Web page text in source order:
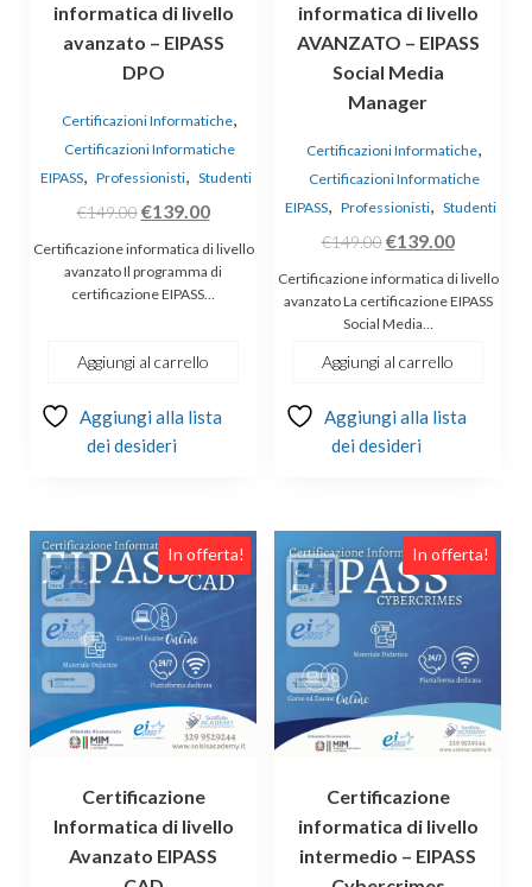
informatica di livello
avanzato – EIPASS
DPO
Certificazioni Informatiche,
Certificazioni Informatiche
EIPASS, Professionisti, Studenti
€149.00 Il
prezzo
originale
era:
€139.00Il
prezzo
attuale
è:
Certificazione informatica di livello
avanzato Il programma di
certificazione EIPASS…
Aggiungi al carrello
Aggiungi alla lista
dei desideri
informatica di livello
AVANZATO – EIPASS
Social Media
Manager
Certificazioni Informatiche,
Certificazioni Informatiche
EIPASS, Professionisti, Studenti
€149.00Il
prezzo
originale
era:
€149.00.
€139.00Il
prezzo
attuale
Certificazione informatica di livello
avanzato La certificazione EIPASS
Social Media…
Aggiungi al carrello
Aggiungi alla lista
dei desideri
In offerta!
Certificazione
Informatica di livello
Avanzato EIPASS
In offerta!
Certificazione
informatica di livello
intermedio – EIPASS